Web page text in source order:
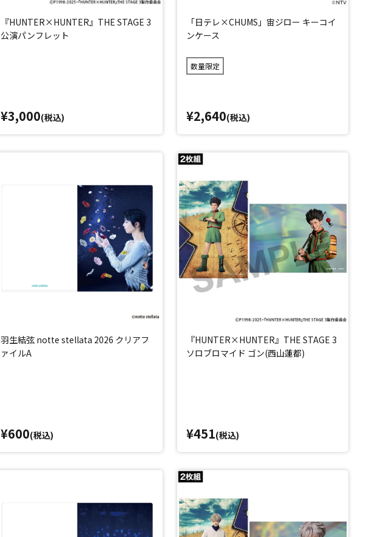
『HUNTER×HUNTER』THE STAGE 3
公演パンフレット
¥3,000(税込)
「日テレ×CHUMS」宙ジロー キーコイ
ンケース
数量限定
¥2,640(税込)
羽生結弦 notte stellata 2026 クリアフ
ァイルA
¥600(税込)
『HUNTER×HUNTER』THE STAGE 3
ソロブロマイド ゴン(西山蓮都)
¥451(税込)